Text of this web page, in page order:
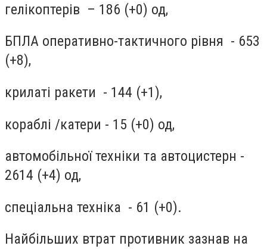
гелікоптерів – 186 (+0) од,
БПЛА оперативно-тактичного рівня - 653
(+8),
крилаті ракети - 144 (+1),
кораблі /катери - 15 (+0) од,
автомобільної техніки та автоцистерн -
2614 (+4) од,
спеціальна техніка - 61 (+0).
Найбільших втрат противник зазнав на